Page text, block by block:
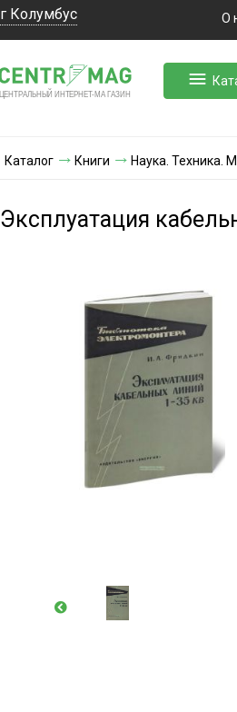
г Колумбус О
ЦЕНТРАЛЬНЫЙ ИНТЕРНЕТ-МА ГАЗИН
Каталог Книги Наука. Техника.
Эксплуатация